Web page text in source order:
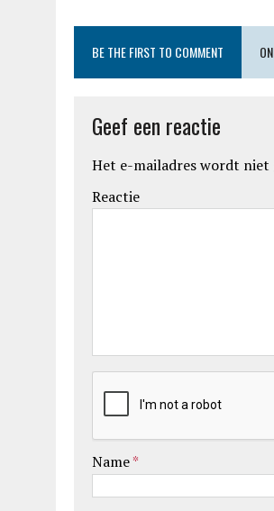
BE THE FIRST TO COMMENT
Geef een reactie
Het e-mailadres wordt niet
Reactie
Name*